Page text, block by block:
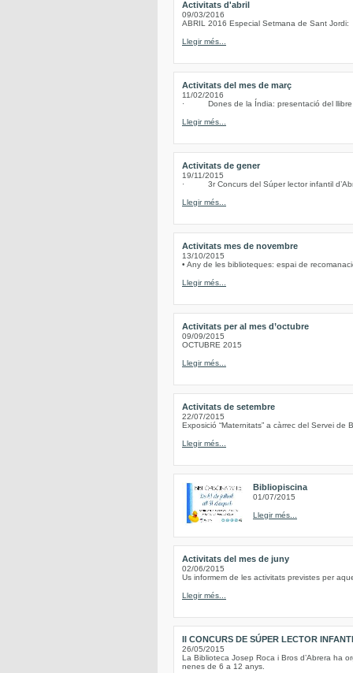
Activitats d'abril
09/03/2016
ABRIL 2016 Especial Setmana de Sant Jordi:
Llegir més...
Activitats del mes de març
11/02/2016
· Dones de la Índia: presentació del llibre
Llegir més...
Activitats de gener
19/11/2015
· 3r Concurs del Súper lector infantil
Llegir més...
Activitats mes de novembre
13/10/2015
• Any de les biblioteques: espai de
Llegir més...
Activitats per al mes d’octubre
09/09/2015
OCTUBRE 2015
Llegir més...
Activitats de setembre
22/07/2015
Exposició “Maternitats” a càrrec del Servei de
Llegir més...
Bibliopiscina
01/07/2015
Llegir més...
Activitats del mes de juny
02/06/2015
Us informem de les activitats previstes per
Llegir més...
II CONCURS DE SÚPER LECTOR
26/05/2015
La Biblioteca Josep Roca i Bros d’Abrera ha
nenes de 6 a 12 anys.